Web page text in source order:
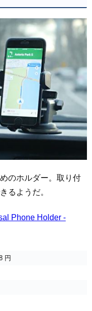
のホルダー。取り付
るようだ。
Phone Holder -
円